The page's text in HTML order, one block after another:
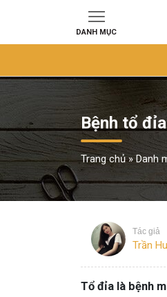
DANH MỤC
Bệnh tổ
Trang chủ»Danh
Tác giả
Trần
Tổ đỉa là bệnh